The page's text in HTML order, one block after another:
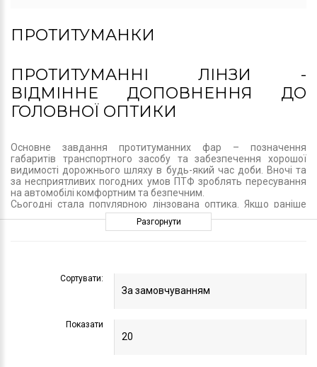
ПРОТИТУМАНКИ
ПРОТИТУМАННІ ЛІНЗИ -
ВІДМІННЕ ДОПОВНЕННЯ ДО
ГОЛОВНОЇ ОПТИКИ
Основне завдання протитуманних фар – позначення
габаритів транспортного засобу та забезпечення хорошої
видимості дорожнього шляху в будь-який час доби. Вночі та
за несприятливих погодних умов ПТФ зроблять пересування
на автомобілі комфортним та безпечним.
Сьогодні стала популярною лінзована оптика. Якщо раніше
протитуманні лінзи ставили тільки на дорогі іномарки, то зараз
кожен водій може встановити їх на свій автомобіль.
Конструкція протитуманних фар дозволяє генерувати
потужний спрямований пучок світла, що освітлює дорогу на
велику відстань. При цьому дані вироби не засліплюють водіїв
зустрічних автомобілів.
До основних робочих елементів лінзованої оптики
відноситься лампа, лінза, коригуючий екран і відбивач. Щодо
Разгорнути
Сортувати:
Показати